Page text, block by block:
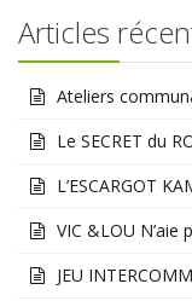
Articles
Ateliers
Le SECRET du
L’ESCARGOT
VIC &LOU N’aie
JEU